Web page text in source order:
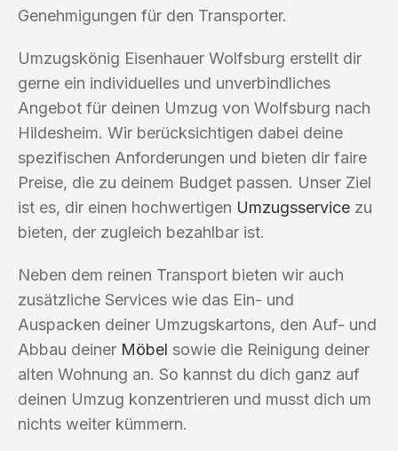
Genehmigungen für den Transporter.
Umzugskönig Eisenhauer Wolfsburg erstellt dir
gerne ein individuelles und unverbindliches
Angebot für deinen Umzug von Wolfsburg nach
Hildesheim. Wir berücksichtigen dabei deine
spezifischen Anforderungen und bieten dir faire
Preise, die zu deinem Budget passen. Unser Ziel
ist es, dir einen hochwertigen Umzugsservice zu
bieten, der zugleich bezahlbar ist.
Neben dem reinen Transport bieten wir auch
zusätzliche Services wie das Ein- und
Auspacken deiner Umzugskartons, den Auf- und
Abbau deiner Möbel sowie die Reinigung deiner
alten Wohnung an. So kannst du dich ganz auf
deinen Umzug konzentrieren und musst dich um
nichts weiter kümmern.